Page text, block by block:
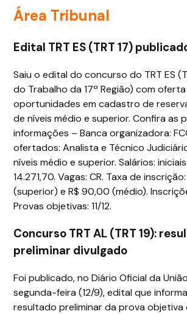
Área Tribunal
Edital TRT ES (TRT 17)
Saiu o edital do concurso do TRT ES
do Trabalho da 17ª Região) com
oportunidades em cadastro de
de níveis médio e superior. Confira as
informações – Banca organizadora:
ofertados: Analista e Técnico
níveis médio e superior. Salários:
14.271,70. Vagas: CR. Taxa de
(superior) e R$ 90,00 (médio).
Provas objetivas: 11/12.
Concurso TRT AL (TRT 19):
preliminar divulgado
Foi publicado, no Diário Oficial da
segunda-feira (12/9), edital que
resultado preliminar da prova